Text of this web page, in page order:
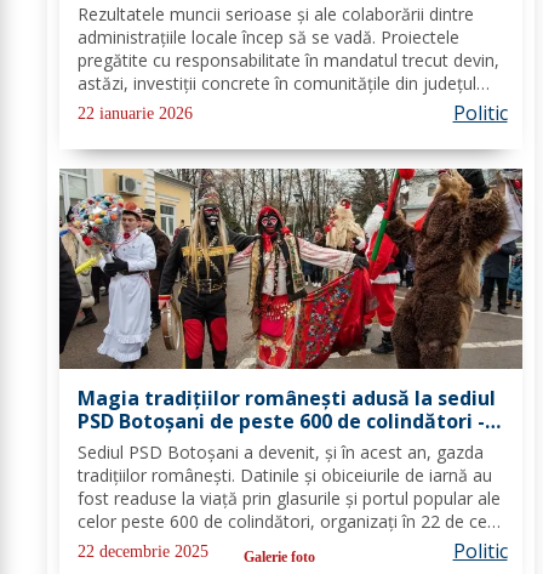
Rezultatele muncii serioase și ale colaborării dintre
administrațiile locale încep să se vadă. Proiectele
pregătite cu responsabilitate în mandatul trecut devin,
astăzi, investiții concrete în comunitățile din județul
Botoșani. Acestea vizează modernizarea iluminatului
22 ianuarie 2026 Politic
Magia tradițiilor românești adusă la sediul
PSD Botoșani de peste 600 de colindători -
FOTO
Sediul PSD Botoșani a devenit, și în acest an, gazda
tradițiilor românești. Datinile și obiceiurile de iarnă au
fost readuse la viață prin glasurile și portul popular ale
celor peste 600 de colindători, organizați în 22 de cete
din întreg județul. Îmbrăcați în costume autentice,
22 decembrie 2025 Galerie foto Politic